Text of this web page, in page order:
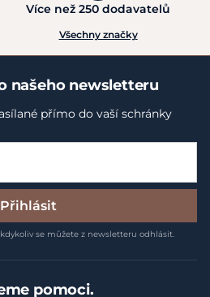
Více než 250 dodavatelů
Všechny značky
našeho newsletteru
přímo do vaší schránky
Přihlásit
se můžete z newsletteru odhlásit.
pomoci.